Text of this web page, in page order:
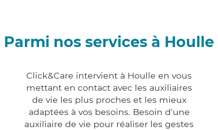
Parmi nos services à Houlle
Click&Care intervient à Houlle en vous
mettant en contact avec les auxiliaires
de vie les plus proches et les mieux
adaptées à vos besoins. Besoin d'une
auxiliaire de vie pour réaliser les gestes